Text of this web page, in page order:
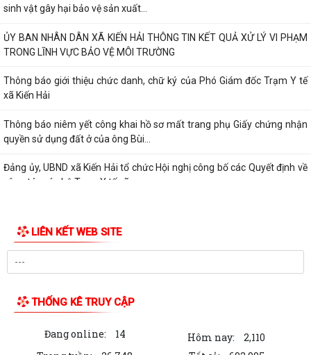
sinh vật gây hại bảo vệ sản xuất...
ỦY BAN NHÂN DÂN XÃ KIẾN HẢI THÔNG TIN KẾT QUẢ XỬ LÝ VI PHẠM
TRONG LĨNH VỰC BẢO VỆ MÔI TRƯỜNG
Thông báo giới thiệu chức danh, chữ ký của Phó Giám đốc Trạm Y tế
xã Kiến Hải
Thông báo niêm yết công khai hồ sơ mất trang phụ Giấy chứng nhận
quyền sử dụng đất ở của ông Bùi...
Đảng ủy, UBND xã Kiến Hải tổ chức Hội nghị công bố các Quyết định về
công tác cán bộ Trạm Y tế xã
LIÊN KẾT WEB SITE
THỐNG KÊ TRUY CẬP
Đang online: 14 Hôm nay:
2,110